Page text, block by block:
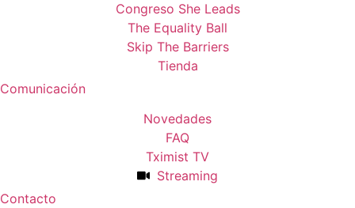
Congreso She Leads
The Equality Ball
Skip The Barriers
Tienda
Comunicación
Novedades
FAQ
Tximist TV
Streaming
Contacto